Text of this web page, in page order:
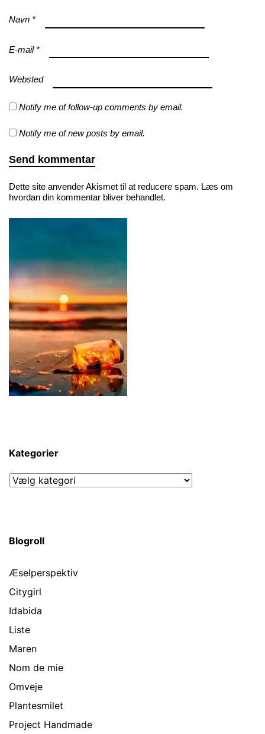
Navn *
E-mail *
Websted
Notify me of follow-up comments by email.
Notify me of new posts by email.
Dette site anvender Akismet til at reducere spam. Læs om
hvordan din kommentar bliver behandlet.
Kategorier
Kategorier
Blogroll
Æselperspektiv
Citygirl
Idabida
Liste
Maren
Nom de mie
Omveje
Plantesmilet
Project Handmade